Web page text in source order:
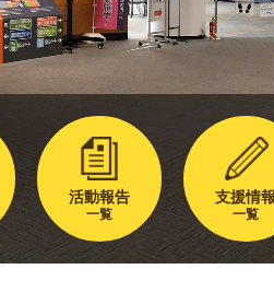
活動報告
一覧
支援情報
一覧